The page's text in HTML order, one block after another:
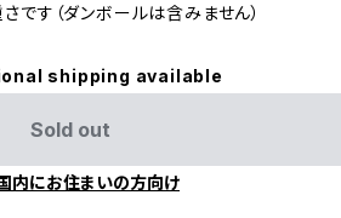
です（ダンボールは含みません）
shipping available
Sold out
内にお住まいの方向け